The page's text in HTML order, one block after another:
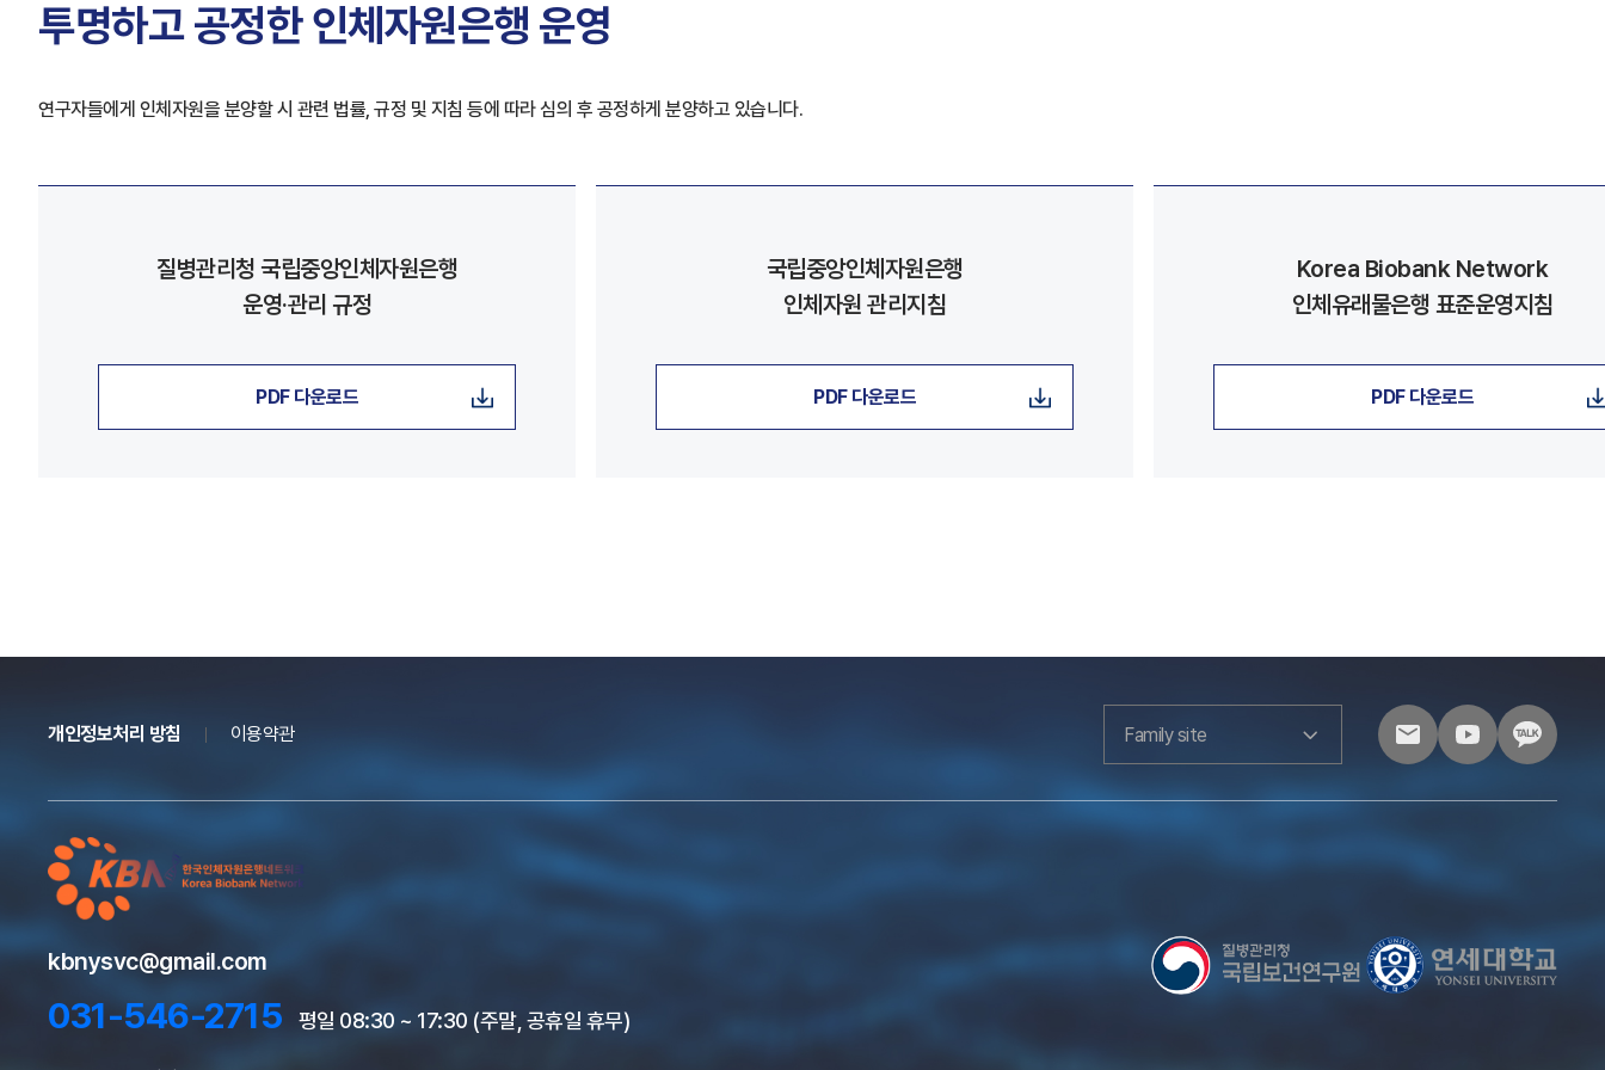
투명하고 공정한 인체자원은행 운영
연구자들에게 인체자원을 분양할 시 관련 법률, 규정 및 지침 등에 따라 심의 후 공정하게 분양하고 있습니다.
질병관리청 국립중앙인체자원은행
운영·관리 규정
PDF 다운로드
국립중앙인체자원은행
인체자원 관리지침
PDF 다운로드
Korea Biobank Network
인체유래물은행 표준운영지침
PDF 다운로드
개인정보처리 방침 이용약관 Family site
kbnysvc@gmail.com
031-546-2715 평일 08:30 ~ 17:30 (주말, 공휴일 휴무)